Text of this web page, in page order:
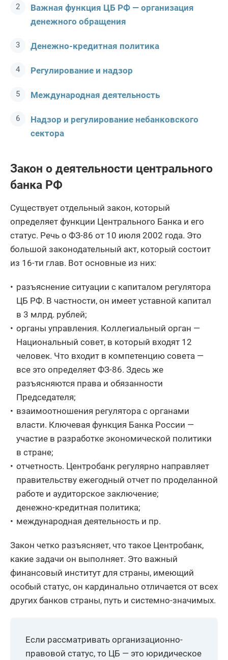
Важная функция ЦБ РФ — организация
денежного обращения
Денежно-кредитная политика
Регулирование и надзор
Международная деятельность
Надзор и регулирование небанковского
сектора
Закон о деятельности центрального
банка РФ
Существует отдельный закон, который
определяет функции Центрального Банка и его
статус. Речь о ФЗ-86 от 10 июля 2002 года. Это
большой законодательный акт, который состоит
из 16-ти глав. Вот основные из них:
разъяснение ситуации с капиталом регулятора
ЦБ РФ. В частности, он имеет уставной капитал
в 3 млрд. рублей;
органы управления. Коллегиальный орган —
Национальный совет, в который входят 12
человек. Что входит в компетенцию совета —
все это определяет ФЗ-86. Здесь же
разъясняются права и обязанности
Председателя;
взаимоотношения регулятора с органами
власти. Ключевая функция Банка России —
участие в разработке экономической политики
в стране;
отчетность. Центробанк регулярно направляет
правительству ежегодный отчет по проделанной
работе и аудиторское заключение;
денежно-кредитная политика;
международная деятельность и пр.
Закон четко разъясняет, что такое Центробанк,
какие задачи он выполняет. Это важный
финансовый институт для страны, имеющий
особый статус, он кардинально отличается от всех
других банков страны, путь и системно-значимых.
Если рассматривать организационно-
правовой статус, то ЦБ — это юридическое